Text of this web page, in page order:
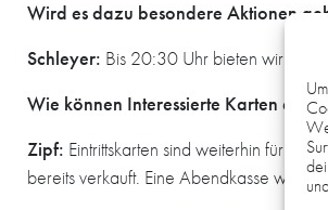
Wird es dazu besondere Aktionen
Schleyer: Bis 20:30 Uhr bieten wir eine
Wie können Interessierte Karten
Zipf: Eintrittskarten sind weiterhin für 20
bereits verkauft. Eine Abendkasse wird